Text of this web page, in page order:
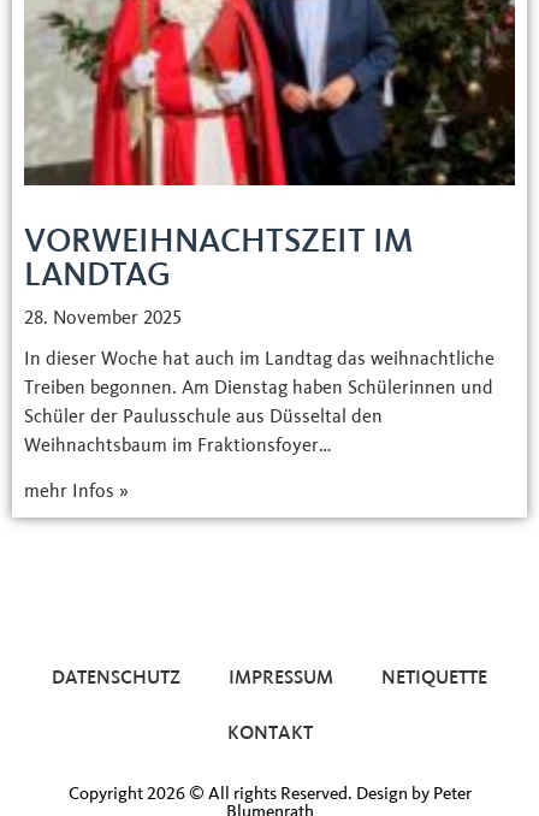
VORWEIHNACHTSZEIT IM
LANDTAG
28. November 2025
In dieser Woche hat auch im Landtag das weihnachtliche
Treiben begonnen. Am Dienstag haben Schülerinnen und
Schüler der Paulusschule aus Düsseltal den
Weihnachtsbaum im Fraktionsfoyer…
mehr Infos »
DATENSCHUTZ IMPRESSUM NETIQUETTE
KONTAKT
Copyright 2026 © All rights Reserved. Design by Peter